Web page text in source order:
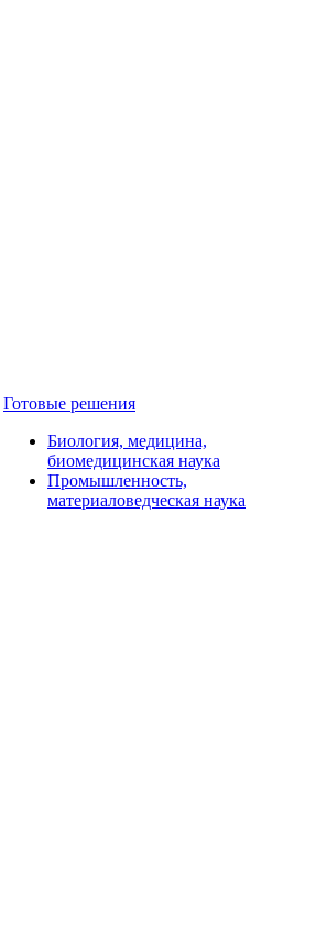
Готовые решения
Биология, медицина,
биомедицинская наука
Промышленность,
материаловедческая наука